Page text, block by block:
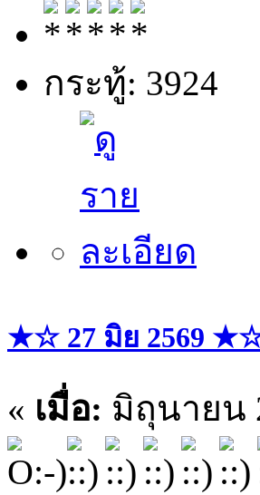
กระทู้: 3924
★☆ 27 มิย 2569
« เมื่อ: มิถุนายน